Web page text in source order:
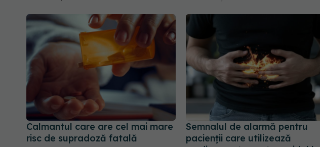
Calmantul care are cel mai mare
risc de supradoză fatală
Semnalul de alarmă pentru
pacienții care utilizează